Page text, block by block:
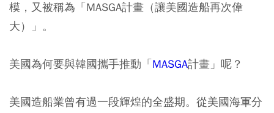
模，又被稱為「MASGA計畫（讓美國造船再次偉
大）」。
美國為何要與韓國攜手推動「MASGA計畫」呢？
美國造船業曾有過一段輝煌的全盛期。從美國海軍分